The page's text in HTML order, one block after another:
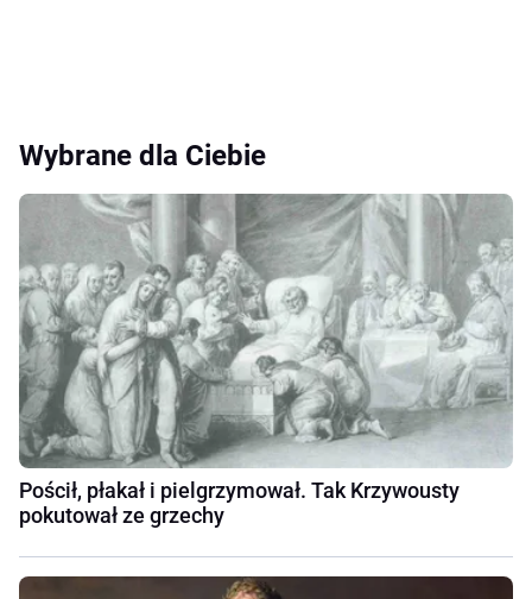
Wybrane dla Ciebie
Pościł, płakał i pielgrzymował. Tak Krzywousty
pokutował ze grzechy